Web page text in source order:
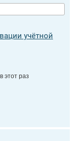
учётной
этот раз